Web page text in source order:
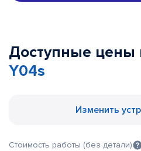
Доступные цены
Y04s
Изменить
Стоимость работы (без детали)